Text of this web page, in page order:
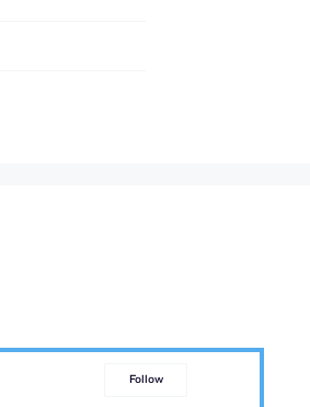
Follow